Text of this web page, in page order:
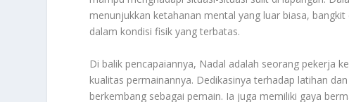
menunjukkan ketahanan mental yang luar biasa,
dalam kondisi fisik yang terbatas.
Di balik pencapaiannya, Nadal adalah seorang pekerja
kualitas permainannya. Dedikasinya terhadap latihan
berkembang sebagai pemain. Ia juga memiliki gaya